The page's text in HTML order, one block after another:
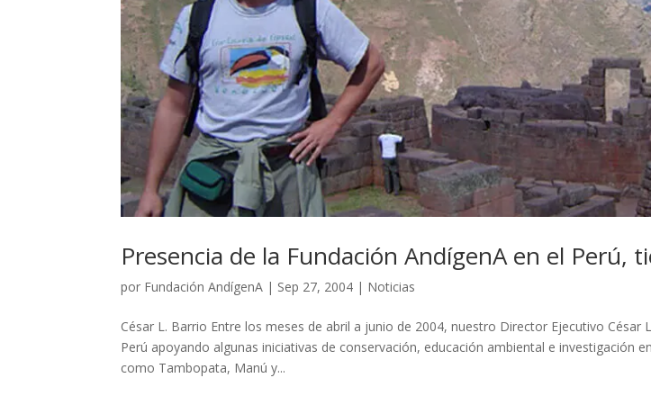
Presencia de la Fundación AndígenA en el Perú,
por Fundación AndígenA | Sep 27, 2004 | Noticias
César L. Barrio Entre los meses de abril a junio de 2004, nuestro Director Ejecutivo César
Perú apoyando algunas iniciativas de conservación, educación ambiental e investigación
como Tambopata, Manú y...